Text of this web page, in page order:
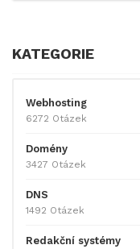
KATEGORIE
Webhosting
6272 Otázek
Domény
3427 Otázek
DNS
1492 Otázek
Redakční systémy